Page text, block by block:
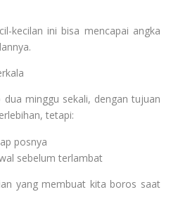
kecilan ini bisa mencapai angka
minggu sekali, dengan tujuan
tetapi:
posnya
sebelum terlambat
yang membuat kita boros saat